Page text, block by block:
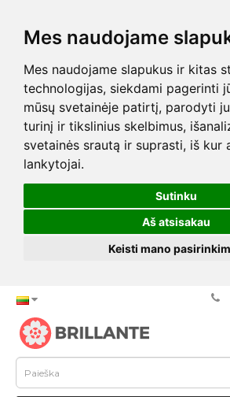
Mes naudojame
Mes naudojame slapukus ir kitas
technologijas, siekdami pagerinti
mūsų svetainėje patirtį, parodyti
turinį ir tikslinius skelbimus,
svetainės srautą ir suprasti, iš kur
lankytojai.
Sutinku
Aš atsisakau
Keisti mano